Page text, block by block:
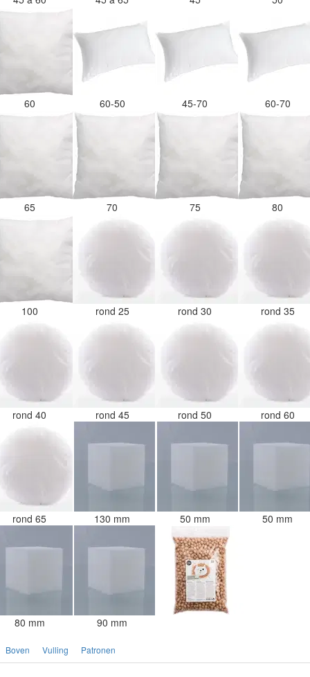
60 60-50 45-70 60-70
65 70 75 80
100 rond 25 rond 30 rond 35
rond 40 rond 45 rond 50 rond 60
rond 65 130 mm 50 mm 50 mm
80 mm 90 mm
Boven Vulling Patronen